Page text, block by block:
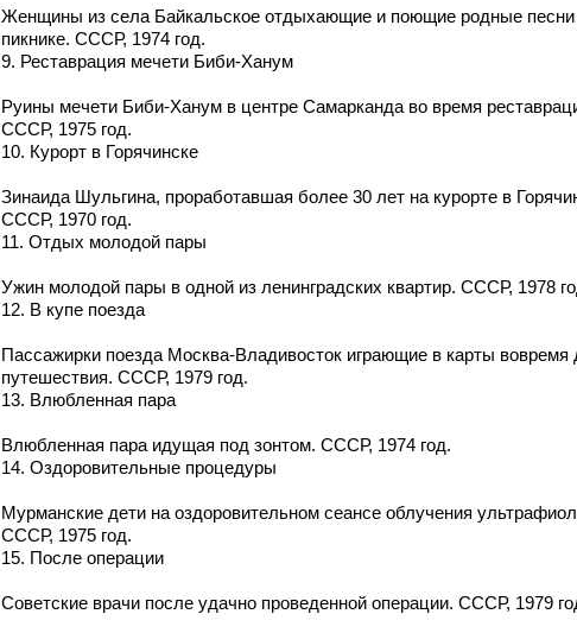
Женщины из села Байкальское отдыхающие и поющие родные песни
пикнике. СССР, 1974 год.
9. Реставрация мечети Биби-Ханум
Руины мечети Биби-Ханум в центре Самарканда во время
СССР, 1975 год.
10. Курорт в Горячинске
Зинаида Шульгина, проработавшая более 30 лет на курорте в
СССР, 1970 год.
11. Отдых молодой пары
Ужин молодой пары в одной из ленинградских квартир. СССР, 1978
12. В купе поезда
Пассажирки поезда Москва-Владивосток играющие в карты вовремя
путешествия. СССР, 1979 год.
13. Влюбленная пара
Влюбленная пара идущая под зонтом. СССР, 1974 год.
14. Оздоровительные процедуры
Мурманские дети на оздоровительном сеансе облучения
СССР, 1975 год.
15. После операции
Советские врачи после удачно проведенной операции. СССР, 1979